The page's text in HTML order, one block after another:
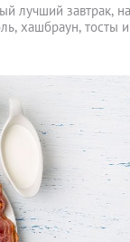
лучший завтрак, на
хашбраун, тосты и